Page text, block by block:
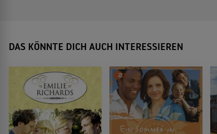
DAS KÖNNTE DICH AUCH INTERESSIEREN